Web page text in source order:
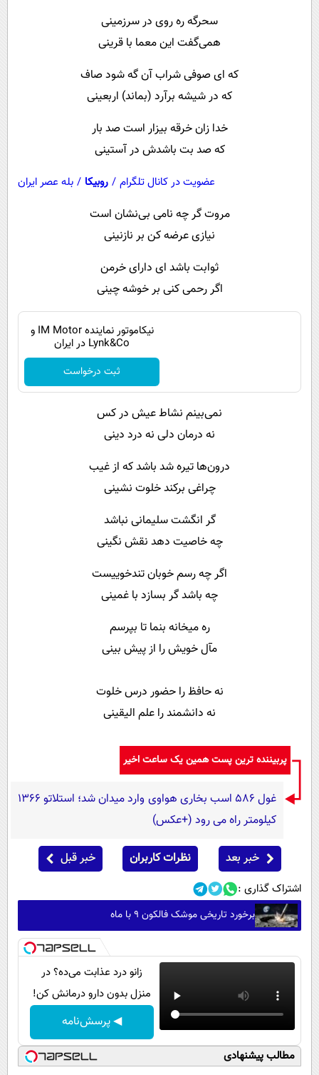
بین الملل
اجتماعی
حیات وحش
سیاست خارجی
روانشناسی
دانلود
سحرگه ره روی در سرزمینی
همی‌گفت این معما با قرینی
که ای صوفی شراب آن گه شود صاف
که در شیشه برآرد (بماند) اربعینی
خدا زان خرقه بیزار است صد بار
که صد بت باشدش در آستینی
عضویت در کانال تلگرام / روبیکا / بله عصر ایران
مروت گر چه نامی بی‌نشان است
نیازی عرضه کن بر نازنینی
ثوابت باشد ای دارای خرمن
اگر رحمی کنی بر خوشه چینی
نیکاموتور نماینده IM Motor و
Lynk&Co در ایران
ثبت درخواست
نمی‌بینم نشاط عیش در کس
نه درمان دلی نه درد دینی
درون‌ها تیره شد باشد که از غیب
چراغی برکند خلوت نشینی
گر انگشت سلیمانی نباشد
چه خاصیت دهد نقش نگینی
اگر چه رسم خوبان تندخوییست
چه باشد گر بسازد با غمینی
ره میخانه بنما تا بپرسم
مآل خویش را از پیش بینی
نه حافظ را حضور درس خلوت
نه دانشمند را علم الیقینی
پربیننده ترین پست همین یک ساعت اخیر
غول 586 اسب بخاری هواوی وارد میدان شد؛ استلاتو 1366
کیلومتر راه می رود (+عکس)
خبر بعد نظرات کاربران خبر قبل
اشتراک گذاری :
برخورد تاریخی موشک فالکون ۹ با ماه
زانو درد عذابت می‌ده؟ در
منزل بدون دارو درمانش کن!
◀ پرسش‌نامه
مطالب پیشنهادی